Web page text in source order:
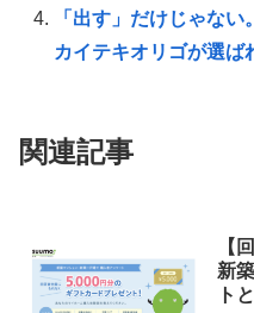
「出す」だけじゃない
カイテキオリゴが選ば
関連記事
【
新
ト